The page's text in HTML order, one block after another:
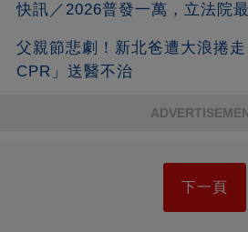
快訊／2026普發一萬，立法院
父親節悲劇！新北爸遭大浪捲
CPR」送醫不治
下一頁